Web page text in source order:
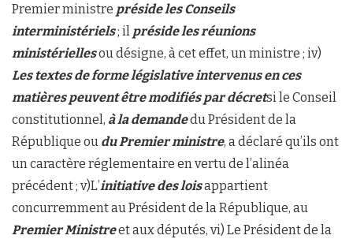
Premier ministre préside les Conseils
interministériels; il préside les réunions
ministériellesou désigne, à cet effet, un ministre ; iv)
Les textes de forme législative intervenus en ces
matières peuvent être modifiés par décretsi le Conseil
constitutionnel, à la demandedu Président de la
République ou du Premier ministre, a déclaré qu’ils ont
un caractère réglementaire en vertu de l’alinéa
précédent ; v)L’initiativedes loisappartient
concurremment au Président de la République, au
Premier Ministreet aux députés, vi) Le Président de la